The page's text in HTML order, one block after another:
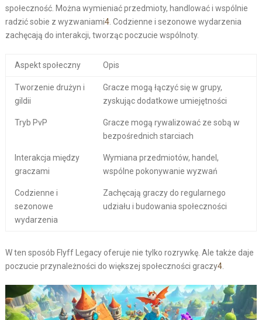
społeczność. Można wymieniać przedmioty, handlować i wspólnie
radzić sobie z wyzwaniami4. Codzienne i sezonowe wydarzenia
zachęcają do interakcji, tworząc poczucie wspólnoty.
Aspekt społeczny Opis
Tworzenie drużyn i
gildii
Gracze mogą łączyć się w grupy,
zyskując dodatkowe umiejętności
Tryb PvP
Gracze mogą rywalizować ze sobą w
bezpośrednich starciach
Interakcja między
graczami
Wymiana przedmiotów, handel,
wspólne pokonywanie wyzwań
Codzienne i
sezonowe
wydarzenia
Zachęcają graczy do regularnego
udziału i budowania społeczności
W ten sposób Flyff Legacy oferuje nie tylko rozrywkę. Ale także daje
poczucie przynależności do większej społeczności graczy4.